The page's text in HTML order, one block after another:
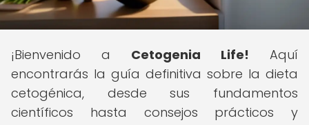
¡Bienvenido a Cetogenia Life! Aquí
encontrarás la guía definitiva sobre la dieta
cetogénica, desde sus fundamentos
científicos hasta consejos prácticos y